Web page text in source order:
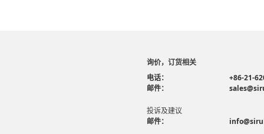
询价，订货相关
电话：
+86-21-
邮件：
投诉及建议
邮件：